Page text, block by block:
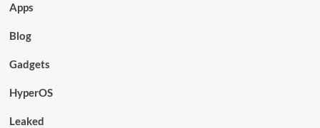
Apps
Blog
Gadgets
HyperOS
Leaked